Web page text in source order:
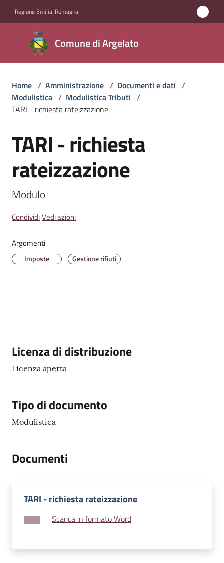
Regione Emilia-Romagna
Comune di Argelato
Comune
di
Argelato
Amministrazione
Novità
Servizi
Vivere
Argelato
Amministrazione
Seguici
Home / Amministrazione / Documenti e dati /
Modulistica / Modulistica Tributi /
TARI - richiesta rateizzazione
Salta al contenuto
TARI - richiesta
rateizzazione
Modulo
CondividiVedi azioni
Argomenti
Imposte Gestione rifiuti
Descrizione
Licenza di distribuzione
Licenza aperta
Tipo di documento
Modulistica
Documenti
TARI - richiesta rateizzazione
Scarica in formato Word